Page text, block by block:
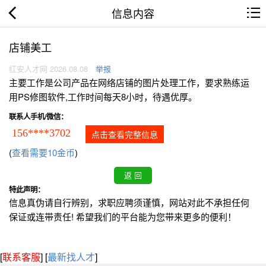
信息内容
店铺美工
红安人才网 2026.08.08 举报
主要工作是公司产品在网络店铺的图片处理工作，要求熟练运
用PS修图软件,工作时间每天8小时，待遇优厚。
联系人手机/微信：
156****3702 点击查看完整信息
(查看需要10金币)
特此声明：
信息真伪请自行辨别，求职应聘须谨慎，网站对此不承担任何
保证或连带责任! 希望我们的平台能为您带来更多的便利！
[联系客服] [最新找人才]